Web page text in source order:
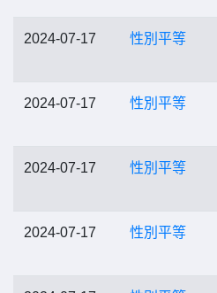
2024-07-17 性別平等
2024-07-17 性別平等
2024-07-17 性別平等
2024-07-17 性別平等